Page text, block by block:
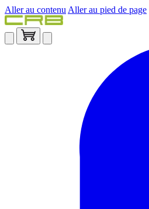
Aller au contenu Aller au pied de page